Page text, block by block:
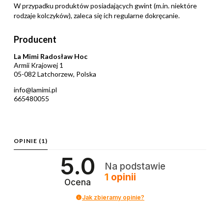
W przypadku produktów posiadających gwint (m.in. niektóre
rodzaje kolczyków), zaleca się ich regularne dokręcanie.
Producent
La Mimi Radosław Hoc
Armii Krajowej 1
05-082 Latchorzew, Polska
info@lamimi.pl
665480055
OPINIE (1)
5.0
Ocena
Na podstawie
1 opinii
Jak zbieramy opinie?